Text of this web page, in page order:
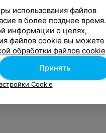
использования файлов
в более позднее время.
информации о целях,
файлов cookie вы можете
обработки файлов cookie
Принять
Cookie